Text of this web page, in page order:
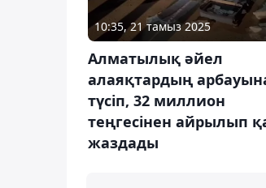
10:35, 21 тамыз 2025
Алматылық әйел
алаяқтардың
түсіп, 32 миллион
теңгесінен айрылып
жаздады